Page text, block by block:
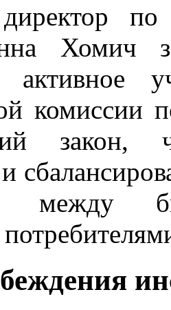
Хомич
активное
комиссии
закон,
между